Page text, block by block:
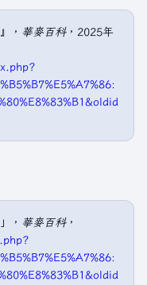
， 華麥百科，2025年
， 華麥百科，